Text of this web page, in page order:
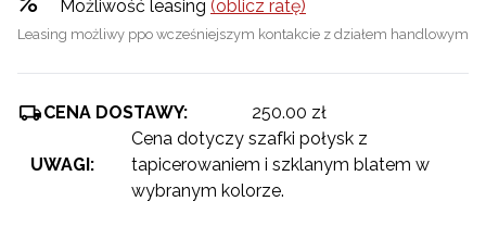
Możliwość leasing (oblicz ratę)
Leasing możliwy ppo wcześniejszym kontakcie z działem handlowym
CENA DOSTAWY: 250.00 zł
UWAGI:
Cena dotyczy szafki połysk z
tapicerowaniem i szklanym blatem w
wybranym kolorze.